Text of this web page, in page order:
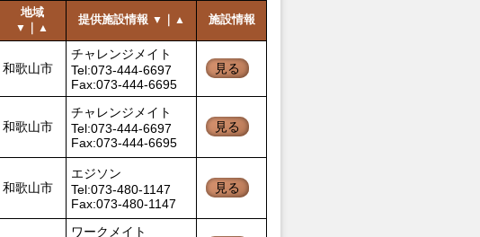
地域
▼ ▲
提供施設情報 ▼ ▲ 施設情報
和歌山市
チャレンジメイト
Tel:073-444-6697
Fax:073-444-6695
見る
和歌山市
チャレンジメイト
Tel:073-444-6697
Fax:073-444-6695
見る
和歌山市
エジソン
Tel:073-480-1147
Fax:073-480-1147
見る
ワークメイト